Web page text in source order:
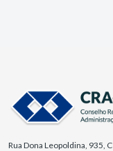
Rua Dona Leopoldina, 935,